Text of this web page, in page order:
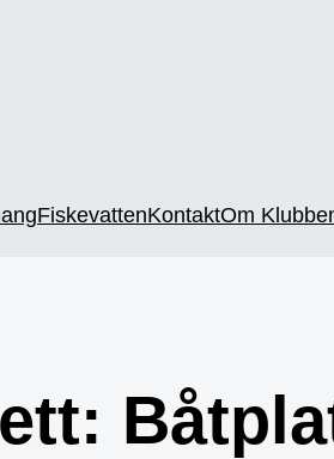
FiskevattenKontaktOm